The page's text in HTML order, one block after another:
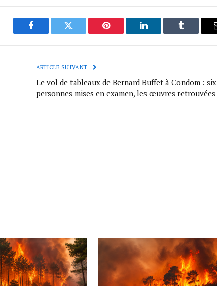
Facebook Twitter Pinterest LinkedIn Tumblr
ARTICLE SUIVANT
Le vol de tableaux de Bernard Buffet à Condom : six
personnes mises en examen, les œuvres retrouvées